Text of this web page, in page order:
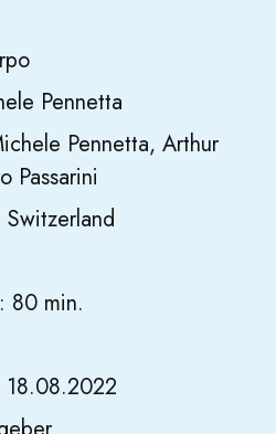
Pennetta
Pennetta, Arthur
Passarini
80 min.
18.08.2022